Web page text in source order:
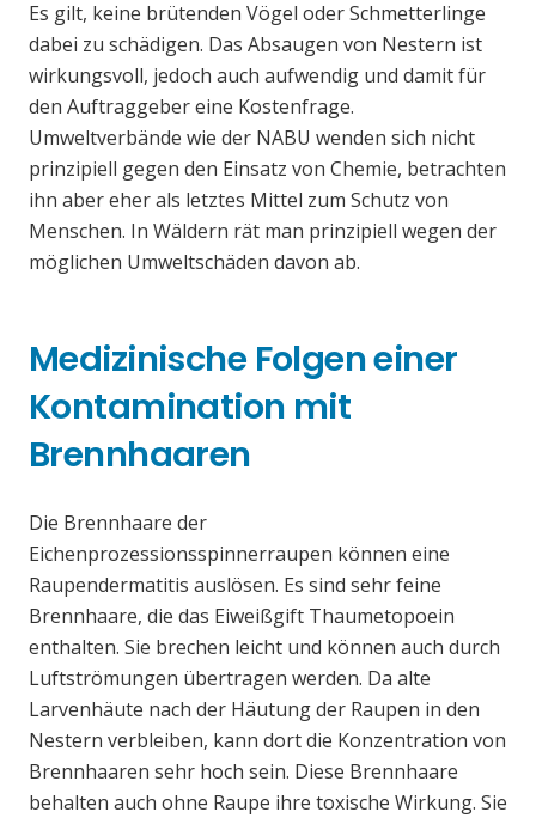
Es gilt, keine brütenden Vögel oder Schmetterlinge
dabei zu schädigen. Das Absaugen von Nestern ist
wirkungsvoll, jedoch auch aufwendig und damit für
den Auftraggeber eine Kostenfrage.
Umweltverbände wie der NABU wenden sich nicht
prinzipiell gegen den Einsatz von Chemie, betrachten
ihn aber eher als letztes Mittel zum Schutz von
Menschen. In Wäldern rät man prinzipiell wegen der
möglichen Umweltschäden davon ab.
Medizinische Folgen einer
Kontamination mit
Brennhaaren
Die Brennhaare der
Eichenprozessionsspinnerraupen können eine
Raupendermatitis auslösen. Es sind sehr feine
Brennhaare, die das Eiweißgift Thaumetopoein
enthalten. Sie brechen leicht und können auch durch
Luftströmungen übertragen werden. Da alte
Larvenhäute nach der Häutung der Raupen in den
Nestern verbleiben, kann dort die Konzentration von
Brennhaaren sehr hoch sein. Diese Brennhaare
behalten auch ohne Raupe ihre toxische Wirkung. Sie